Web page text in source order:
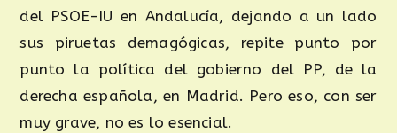
del PSOE-IU en Andalucía, dejando a un lado
sus piruetas demagógicas, repite punto por
punto la política del gobierno del PP, de la
derecha española, en Madrid. Pero eso, con ser
muy grave, no es lo esencial.